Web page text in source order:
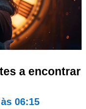
a encontrar
06:15